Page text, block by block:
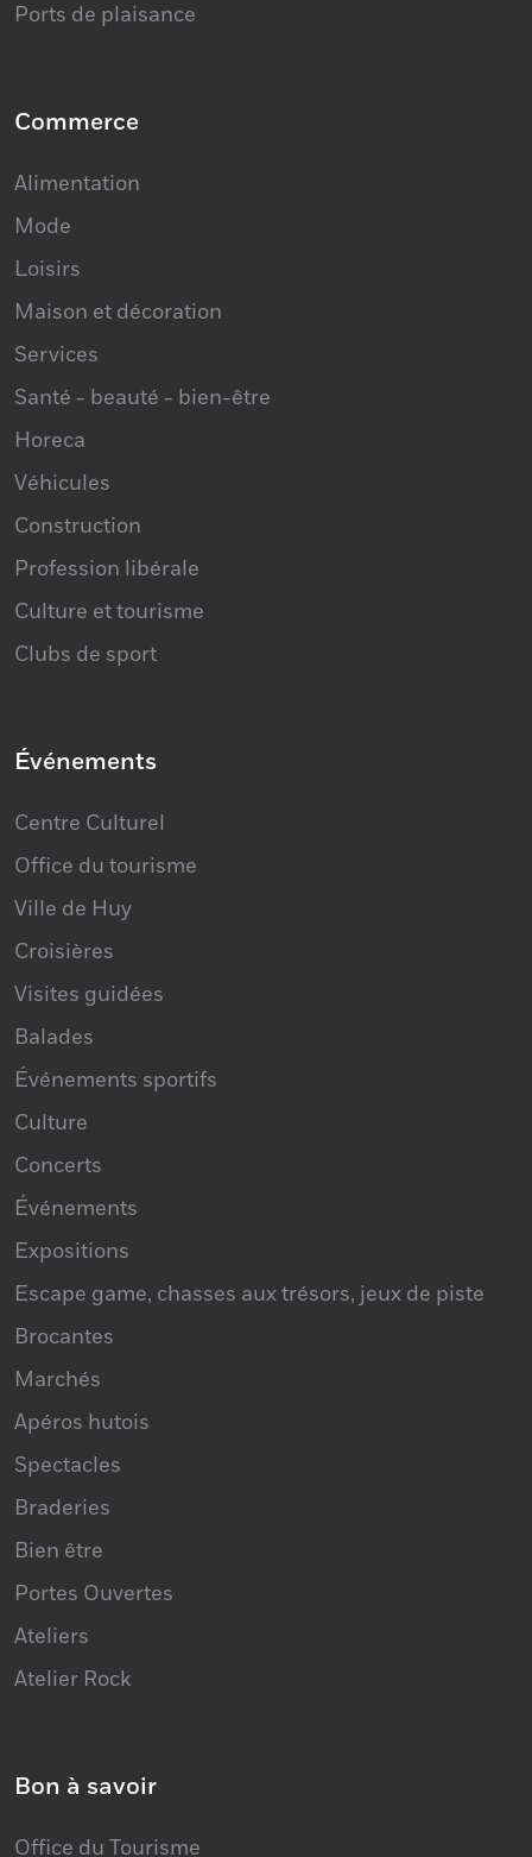
Ports de plaisance
Commerce
Alimentation
Mode
Loisirs
Maison et décoration
Services
Santé - beauté - bien-être
Horeca
Véhicules
Construction
Profession libérale
Culture et tourisme
Clubs de sport
Événements
Centre Culturel
Office du tourisme
Ville de Huy
Croisières
Visites guidées
Balades
Événements sportifs
Culture
Concerts
Événements
Expositions
Escape game, chasses aux trésors, jeux de piste
Brocantes
Marchés
Apéros hutois
Spectacles
Braderies
Bien être
Portes Ouvertes
Ateliers
Atelier Rock
Bon à savoir
Office du Tourisme